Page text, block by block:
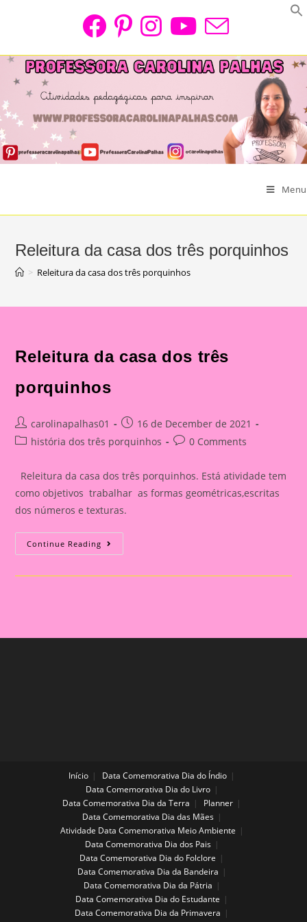
Menu
Releitura da casa dos três porquinhos
> Releitura da casa dos três porquinhos
Releitura da casa dos três
porquinhos
Post
author:
carolinapalhas01
Post
published:
16 de December de 2021
Posthistória dos três porquinhos
Post0 Comments
Releitura da casa dos três porquinhos. Está atividade tem
como objetivos trabalhar as formas geométricas,escritas
dos números e texturas.
Continue Reading Releitura
Da
Dos
Início
Data Comemorativa Dia do Índio
Data Comemorativa Dia do Livro
Data Comemorativa Dia da Terra
Planner
Data Comemorativa Dia das Mães
Atividade Data Comemorativa Meio Ambiente
Data Comemorativa Dia dos Pais
Data Comemorativa Dia do Folclore
Data Comemorativa Dia da Bandeira
Data Comemorativa Dia da Pátria
Data Comemorativa Dia do Estudante
Data Comemorativa Dia da Primavera